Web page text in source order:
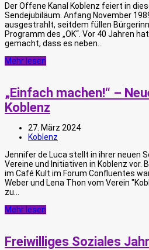
Der Offene Kanal Koblenz feiert in
Sendejubiläum. Anfang November
ausgestrahlt, seitdem füllen
Programm des „OK“. Vor 40 Jahren
gemacht, dass es neben…
Mehr lesen
„Einfach machen!“ –
Koblenz
27. März 2024
Koblenz
Jennifer de Luca stellt in ihrer neuen
Vereine und Initiativen in Koblenz vor.
im Café Kult im Forum Confluentes
Weber und Lena Thon vom Verein
zu…
Mehr lesen
Freiwilliges Soziales Jahr